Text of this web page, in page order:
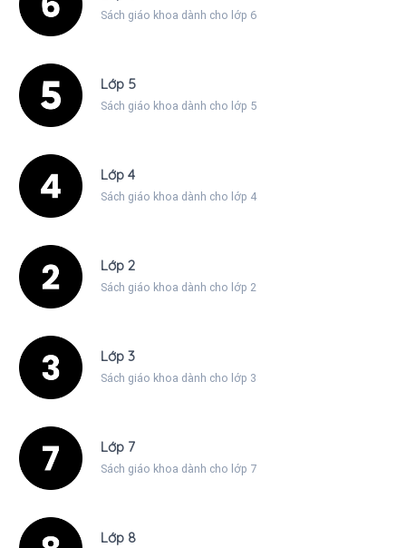
Sách giáo khoa dành cho lớp 6
Lớp 5
Sách giáo khoa dành cho lớp 5
Lớp 4
Sách giáo khoa dành cho lớp 4
Lớp 2
Sách giáo khoa dành cho lớp 2
Lớp 3
Sách giáo khoa dành cho lớp 3
Lớp 7
Sách giáo khoa dành cho lớp 7
Lớp 8